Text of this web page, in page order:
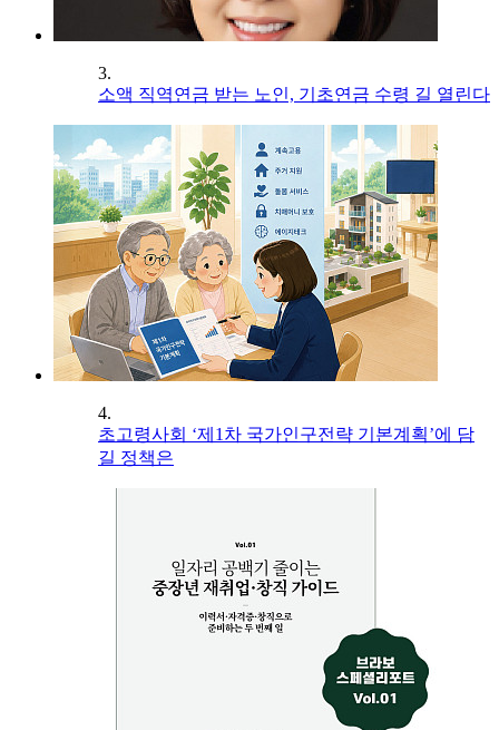
3.
소액 직역연금 받는 노인, 기초연금 수령 길 열린다
4.
초고령사회 ‘제1차 국가인구전략 기본계획’에 담
길 정책은